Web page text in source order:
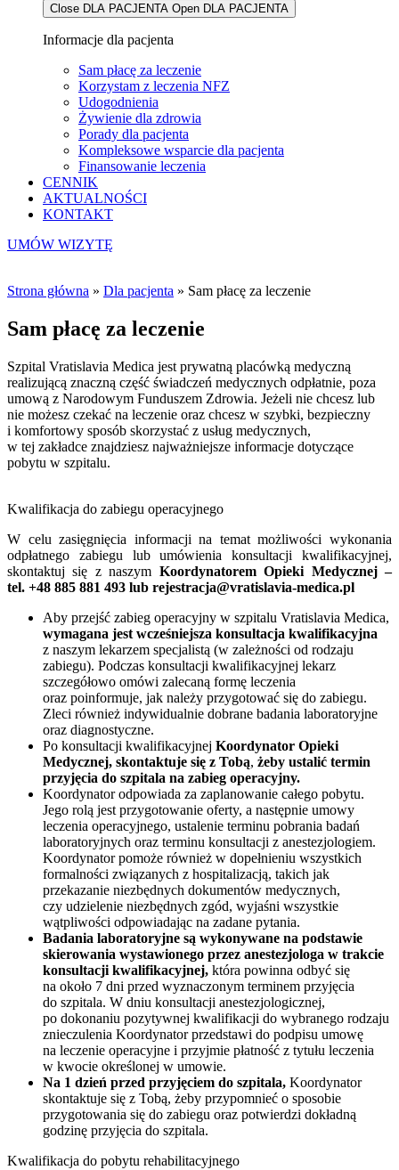
Close DLA PACJENTA Open DLA PACJENTA
Informacje dla pacjenta
Sam płacę za leczenie
Korzystam z leczenia NFZ
Udogodnienia
Żywienie dla zdrowia
Porady dla pacjenta
Kompleksowe wsparcie dla pacjenta
Finansowanie leczenia
CENNIK
AKTUALNOŚCI
KONTAKT
UMÓW WIZYTĘ
Strona główna » Dla pacjenta » Sam płacę za leczenie
Sam płacę za leczenie
Szpital Vratislavia Medica jest prywatną placówką medyczną
realizującą znaczną część świadczeń medycznych odpłatnie, poza
umową z Narodowym Funduszem Zdrowia. Jeżeli nie chcesz lub
nie możesz czekać na leczenie oraz chcesz w szybki, bezpieczny
i komfortowy sposób skorzystać z usług medycznych,
w tej zakładce znajdziesz najważniejsze informacje dotyczące
pobytu w szpitalu.
Kwalifikacja do zabiegu operacyjnego
W celu zasięgnięcia informacji na temat możliwości wykonania
odpłatnego zabiegu lub umówienia konsultacji kwalifikacyjnej,
skontaktuj się z naszym Koordynatorem Opieki Medycznej –
tel. +48 885 881 493 lub rejestracja@vratislavia-medica.pl
Aby przejść zabieg operacyjny w szpitalu Vratislavia Medica,
wymagana jest wcześniejsza konsultacja kwalifikacyjna
z naszym lekarzem specjalistą (w zależności od rodzaju
zabiegu). Podczas konsultacji kwalifikacyjnej lekarz
szczegółowo omówi zalecaną formę leczenia
oraz poinformuje, jak należy przygotować się do zabiegu.
Zleci również indywidualnie dobrane badania laboratoryjne
oraz diagnostyczne.
Po konsultacji kwalifikacyjnej Koordynator Opieki
Medycznej, skontaktuje się z Tobą, żeby ustalić termin
przyjęcia do szpitala na zabieg operacyjny.
Koordynator odpowiada za zaplanowanie całego pobytu.
Jego rolą jest przygotowanie oferty, a następnie umowy
leczenia operacyjnego, ustalenie terminu pobrania badań
laboratoryjnych oraz terminu konsultacji z anestezjologiem.
Koordynator pomoże również w dopełnieniu wszystkich
formalności związanych z hospitalizacją, takich jak
przekazanie niezbędnych dokumentów medycznych,
czy udzielenie niezbędnych zgód, wyjaśni wszystkie
wątpliwości odpowiadając na zadane pytania.
Badania laboratoryjne są wykonywane na podstawie
skierowania wystawionego przez anestezjologa w trakcie
konsultacji kwalifikacyjnej, która powinna odbyć się
na około 7 dni przed wyznaczonym terminem przyjęcia
do szpitala. W dniu konsultacji anestezjologicznej,
po dokonaniu pozytywnej kwalifikacji do wybranego rodzaju
znieczulenia Koordynator przedstawi do podpisu umowę
na leczenie operacyjne i przyjmie płatność z tytułu leczenia
w kwocie określonej w umowie.
Na 1 dzień przed przyjęciem do szpitala, Koordynator
skontaktuje się z Tobą, żeby przypomnieć o sposobie
przygotowania się do zabiegu oraz potwierdzi dokładną
godzinę przyjęcia do szpitala.
Kwalifikacja do pobytu rehabilitacyjnego